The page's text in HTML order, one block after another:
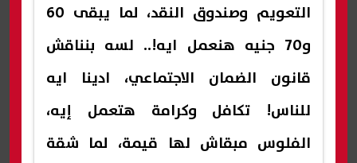
التعويم وصندوق النقد، لما يبقى 60
و70 جنيه هنعمل ايه!.. لسه بنناقش
قانون الضمان الاجتماعي، ادينا ايه
للناس! تكافل وكرامة هتعمل إيه،
الفلوس مبقاش لها قيمة، لما شقة